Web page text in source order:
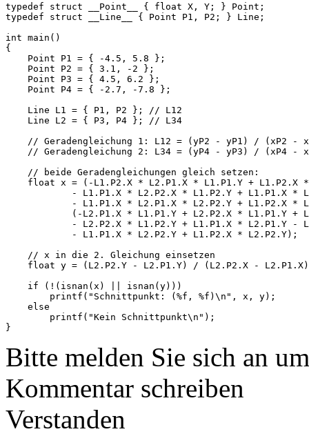
typedef struct __Point__ { float X, Y; } Point;
typedef struct __Line__ { Point P1, P2; } Line;
int main()
{
    Point P1 = { -4.5, 5.8 };
    Point P2 = { 3.1, -2 };
    Point P3 = { 4.5, 6.2 };
    Point P4 = { -2.7, -7.8 };
    Line L1 = { P1, P2 }; // L12
    Line L2 = { P3, P4 }; // L34
// Geradengleichung 1: L12 = (yP2 - yP1) / (xP2 -
// Geradengleichung 2: L34 = (yP4 - yP3) / (xP4 -
    // beide Geradengleichungen gleich setzen:
float x = (-L1.P2.X * L2.P1.X * L1.P1.Y + L1.P2.X
- L1.P1.X * L2.P2.X * L1.P2.Y + L1.P1.X *
- L1.P1.X * L2.P1.X * L2.P2.Y + L1.P2.X *
(-L2.P1.X * L1.P1.Y + L2.P2.X * L1.P1.Y +
- L2.P2.X * L1.P2.Y + L1.P1.X * L2.P1.Y -
            - L1.P1.X * L2.P2.Y + L1.P2.X * L2.P2.Y);
    // x in die 2. Gleichung einsetzen
float y = (L2.P2.Y - L2.P1.Y) / (L2.P2.X -
    if (!(isnan(x) || isnan(y)))
        printf("Schnittpunkt: (%f, %f)\n", x, y);
    else
        printf("Kein Schnittpunkt\n");
Bitte melden Sie sich an
Kommentar schreiben
Verstanden